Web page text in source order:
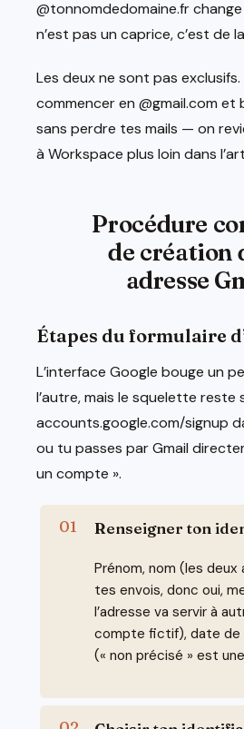
@tonnomdedomaine.fr
n’est pas un caprice, c’est de
Les deux ne sont pas exclusifs.
commencer en @gmail.com et
sans perdre tes mails — on
à Workspace plus loin dans
Procédure
de création
adresse
Étapes du formulaire
L’interface Google bouge un
l’autre, mais le squelette reste
accounts.google.com/signup
ou tu passes par Gmail
un compte ».
Renseigner ton
Prénom, nom (les
tes envois, donc oui,
l’adresse va servir à
compte fictif), date de
(« non précisé » est